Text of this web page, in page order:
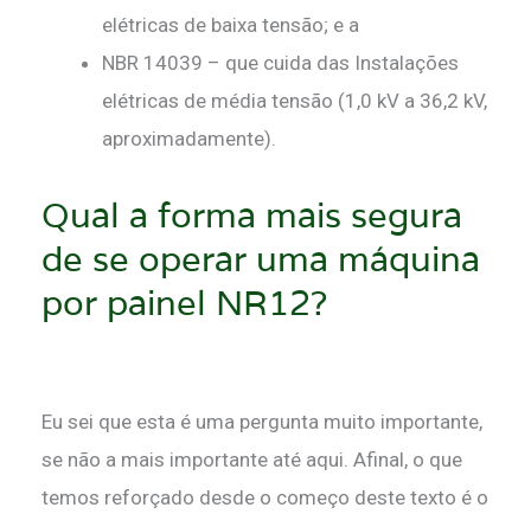
elétricas de baixa tensão; e a
NBR 14039 – que cuida das Instalações
elétricas de média tensão (1,0 kV a 36,2 kV,
aproximadamente).
Qual a forma mais segura
de se operar uma máquina
por painel NR12?
Eu sei que esta é uma pergunta muito importante,
se não a mais importante até aqui. Afinal, o que
temos reforçado desde o começo deste texto é o